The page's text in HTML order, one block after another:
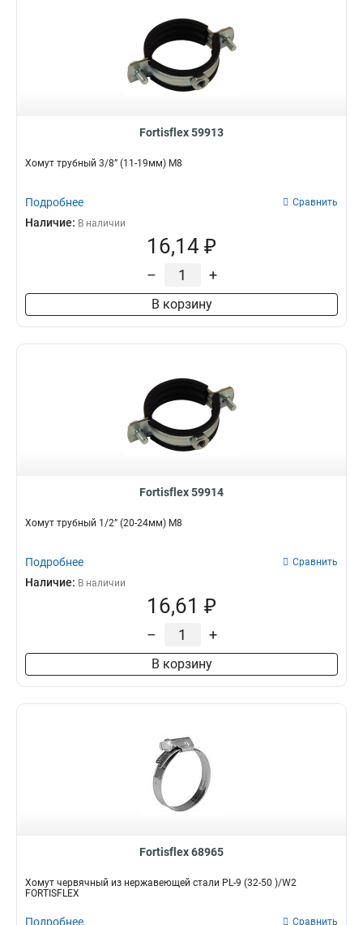
Fortisflex 59913
Хомут трубный 3/8” (11-19мм) М8
Подробнее Сравнить
Наличие: В наличии
16,14 ₽
– +
В корзину
Fortisflex 59914
Хомут трубный 1/2” (20-24мм) М8
Подробнее Сравнить
Наличие: В наличии
16,61 ₽
– +
В корзину
Fortisflex 68965
Хомут червячный из нержавеющей стали PL-9 (32-50 )/W2
FORTISFLEX
Подробнее Сравнить